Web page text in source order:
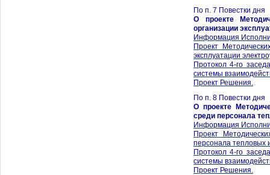
По п. 7 Повестки дня
О проекте
организации
Информация
Проект
эксплуатации
Протокол 4-го
системы
Проект Решения.
По п. 8 Повестки дня
О проекте
среди персонала
Информация
Проект
персонала тепловых
Протокол 4-го
системы
Проект Решения.